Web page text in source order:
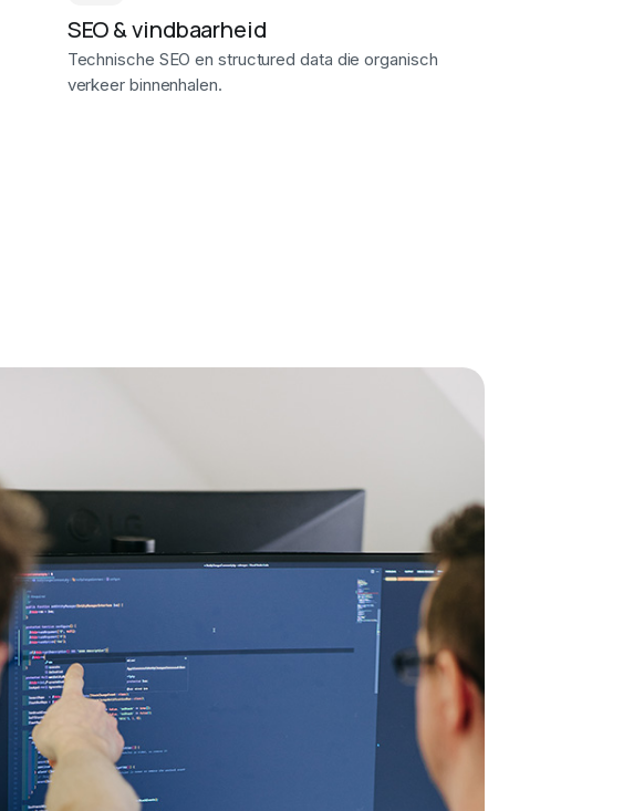
SEO & vindbaarheid
Technische SEO en structured data die organisch
verkeer binnenhalen.